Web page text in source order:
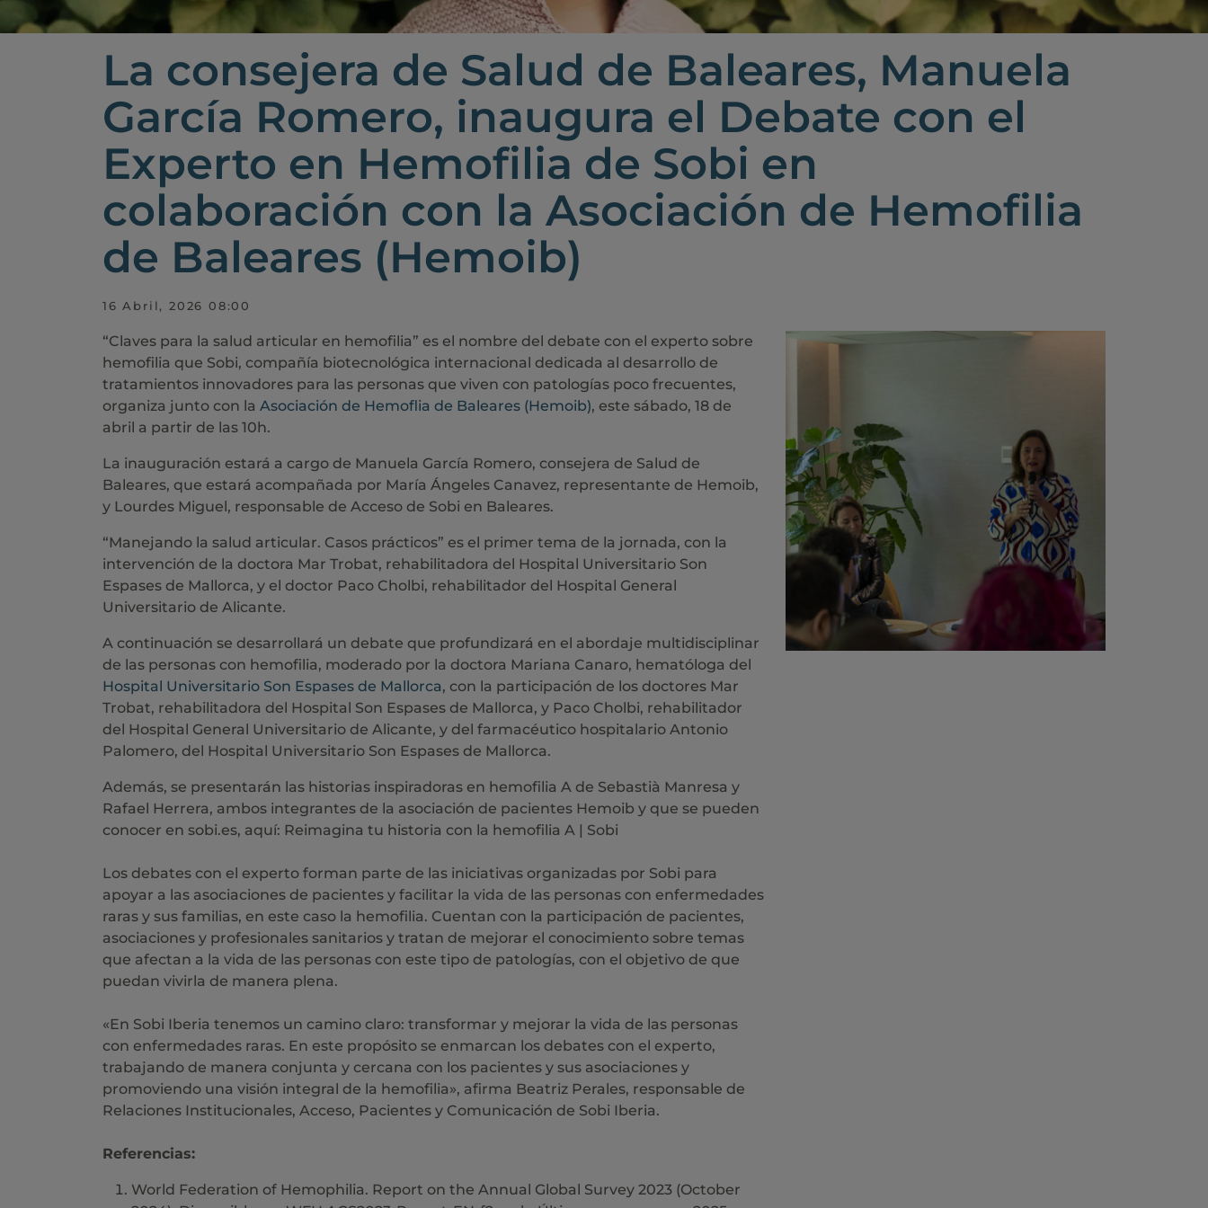
La consejera de Salud de Baleares, Manuela
García Romero, inaugura el Debate con el
Experto en Hemofilia de Sobi en
colaboración con la Asociación de Hemofilia
de Baleares (Hemoib)
16 Abril, 2026 08:00
“Claves para la salud articular en hemofilia” es el nombre del debate con el experto sobre
hemofilia que Sobi, compañía biotecnológica internacional dedicada al desarrollo de
tratamientos innovadores para las personas que viven con patologías poco frecuentes,
organiza junto con la Asociación de Hemoflia de Baleares (Hemoib), este sábado, 18 de
abril a partir de las 10h.
La inauguración estará a cargo de Manuela García Romero, consejera de Salud de
Baleares, que estará acompañada por María Ángeles Canavez, representante de Hemoib,
y Lourdes Miguel, responsable de Acceso de Sobi en Baleares.
“Manejando la salud articular. Casos prácticos” es el primer tema de la jornada, con la
intervención de la doctora Mar Trobat, rehabilitadora del Hospital Universitario Son
Espases de Mallorca, y el doctor Paco Cholbi, rehabilitador del Hospital General
Universitario de Alicante.
A continuación se desarrollará un debate que profundizará en el abordaje multidisciplinar
de las personas con hemofilia, moderado por la doctora Mariana Canaro, hematóloga del
Hospital Universitario Son Espases de Mallorca, con la participación de los doctores Mar
Trobat, rehabilitadora del Hospital Son Espases de Mallorca, y Paco Cholbi, rehabilitador
del Hospital General Universitario de Alicante, y del farmacéutico hospitalario Antonio
Palomero, del Hospital Universitario Son Espases de Mallorca.
Además, se presentarán las historias inspiradoras en hemofilia A de Sebastià Manresa y
Rafael Herrera, ambos integrantes de la asociación de pacientes Hemoib y que se pueden
conocer en sobi.es, aquí: Reimagina tu historia con la hemofilia A | Sobi
Los debates con el experto forman parte de las iniciativas organizadas por Sobi para
apoyar a las asociaciones de pacientes y facilitar la vida de las personas con enfermedades
raras y sus familias, en este caso la hemofilia. Cuentan con la participación de pacientes,
asociaciones y profesionales sanitarios y tratan de mejorar el conocimiento sobre temas
que afectan a la vida de las personas con este tipo de patologías, con el objetivo de que
puedan vivirla de manera plena.
«En Sobi Iberia tenemos un camino claro: transformar y mejorar la vida de las personas
con enfermedades raras. En este propósito se enmarcan los debates con el experto,
trabajando de manera conjunta y cercana con los pacientes y sus asociaciones y
promoviendo una visión integral de la hemofilia», afirma Beatriz Perales, responsable de
Relaciones Institucionales, Acceso, Pacientes y Comunicación de Sobi Iberia.
Referencias:
World Federation of Hemophilia. Report on the Annual Global Survey 2023 (October